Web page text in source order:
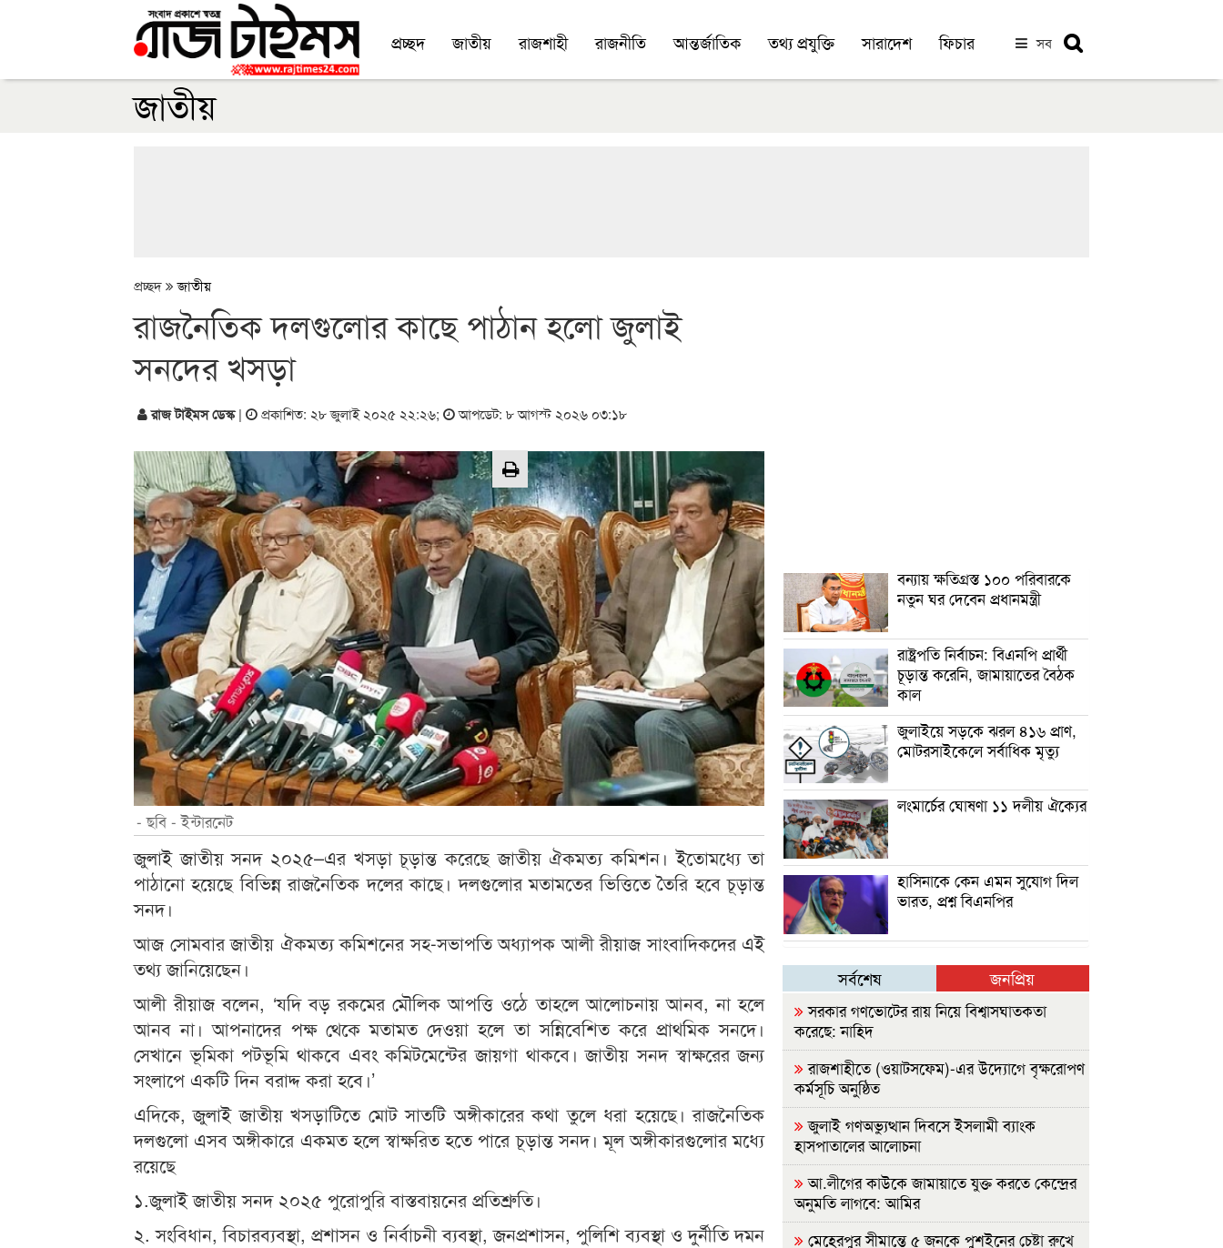
প্রচ্ছদ জাতীয় রাজশাহী রাজনীতি আন্তর্জাতিক তথ্য প্রযুক্তি সারাদেশ ফিচার সব
জাতীয়
প্রচ্ছদ জাতীয়
রাজনৈতিক দলগুলোর কাছে পাঠান হলো জুলাই
সনদের খসড়া
রাজ টাইমস ডেস্ক| প্রকাশিত: ২৮ জুলাই ২০২৫ ২২:২৬; আপডেট: ৮ আগস্ট ২০২৬ ০৩:১৮
- ছবি - ইন্টারনেট
জুলাই জাতীয় সনদ ২০২৫–এর খসড়া চূড়ান্ত করেছে জাতীয় ঐকমত্য কমিশন। ইতোমধ্যে তা
পাঠানো হয়েছে বিভিন্ন রাজনৈতিক দলের কাছে। দলগুলোর মতামতের ভিত্তিতে তৈরি হবে চূড়ান্ত
সনদ।
আজ সোমবার জাতীয় ঐকমত্য কমিশনের সহ-সভাপতি অধ্যাপক আলী রীয়াজ সাংবাদিকদের এই
তথ্য জানিয়েছেন।
আলী রীয়াজ বলেন, ‘যদি বড় রকমের মৌলিক আপত্তি ওঠে তাহলে আলোচনায় আনব, না হলে
আনব না। আপনাদের পক্ষ থেকে মতামত দেওয়া হলে তা সন্নিবেশিত করে প্রাথমিক সনদে।
সেখানে ভূমিকা পটভূমি থাকবে এবং কমিটমেন্টের জায়গা থাকবে। জাতীয় সনদ স্বাক্ষরের জন্য
সংলাপে একটি দিন বরাদ্দ করা হবে।’
এদিকে, জুলাই জাতীয় খসড়াটিতে মোট সাতটি অঙ্গীকারের কথা তুলে ধরা হয়েছে। রাজনৈতিক
দলগুলো এসব অঙ্গীকারে একমত হলে স্বাক্ষরিত হতে পারে চূড়ান্ত সনদ। মূল অঙ্গীকারগুলোর মধ্যে
রয়েছে
১.জুলাই জাতীয় সনদ ২০২৫ পুরোপুরি বাস্তবায়নের প্রতিশ্রুতি।
২. সংবিধান, বিচারব্যবস্থা, প্রশাসন ও নির্বাচনী ব্যবস্থা, জনপ্রশাসন, পুলিশি ব্যবস্থা ও দুর্নীতি দমন
বন্যায় ক্ষতিগ্রস্ত ১০০ পরিবারকে
নতুন ঘর দেবেন প্রধানমন্ত্রী
রাষ্ট্রপতি নির্বাচন: বিএনপি প্রার্থী
চূড়ান্ত করেনি, জামায়াতের বৈঠক
কাল
জুলাইয়ে সড়কে ঝরল ৪১৬ প্রাণ,
মোটরসাইকেলে সর্বাধিক মৃত্যু
লংমার্চের ঘোষণা ১১ দলীয় ঐক্যের
হাসিনাকে কেন এমন সুযোগ দিল
ভারত, প্রশ্ন বিএনপির
সর্বশেষ জনপ্রিয়
সরকার গণভোটের রায় নিয়ে বিশ্বাসঘাতকতা
করেছে: নাহিদ
রাজশাহীতে (ওয়াটসফেম)-এর উদ্যোগে বৃক্ষরোপণ
কর্মসূচি অনুষ্ঠিত
জুলাই গণঅভ্যুত্থান দিবসে ইসলামী ব্যাংক
হাসপাতালের আলোচনা
আ.লীগের কাউকে জামায়াতে যুক্ত করতে কেন্দ্রের
অনুমতি লাগবে: আমির
মেহেরপুর সীমান্তে ৫ জনকে পুশইনের চেষ্টা রুখে